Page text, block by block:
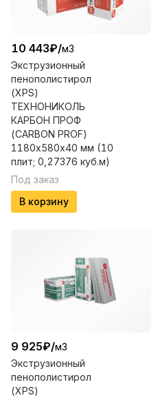
10 443₽/м3
Экструзионный
пенополистирол
(XPS)
ТЕХНОНИКОЛЬ
КАРБОН ПРОФ
(CARBON PROF)
1180х580х40 мм (10
плит; 0,27376 куб.м)
Под заказ
В корзину
9 925₽/м3
Экструзионный
пенополистирол
(XPS)